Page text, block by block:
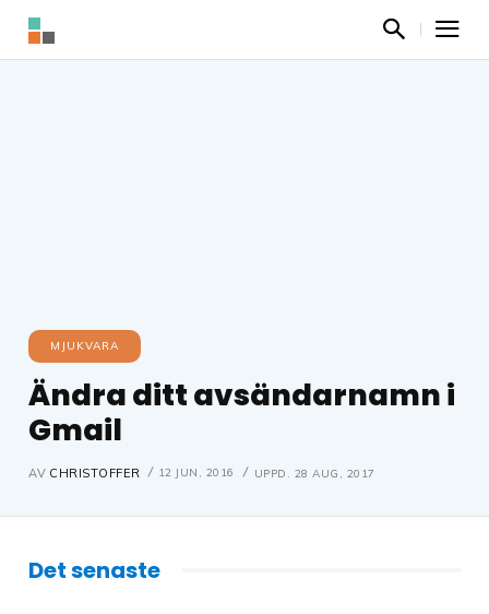
MJUKVARA
Ändra ditt avsändarnamn i
Gmail
AV CHRISTOFFER 12 JUN, 2016 UPPD. 28 AUG, 2017
Det senaste